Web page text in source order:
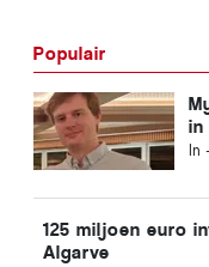
Populair
in
In
125 miljoen euro
Algarve